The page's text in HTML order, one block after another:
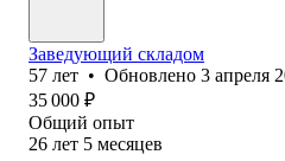
Заведующий складом
57 лет • Обновлено 3 апреля
35 000 ₽
Общий опыт
26 лет 5 месяцев